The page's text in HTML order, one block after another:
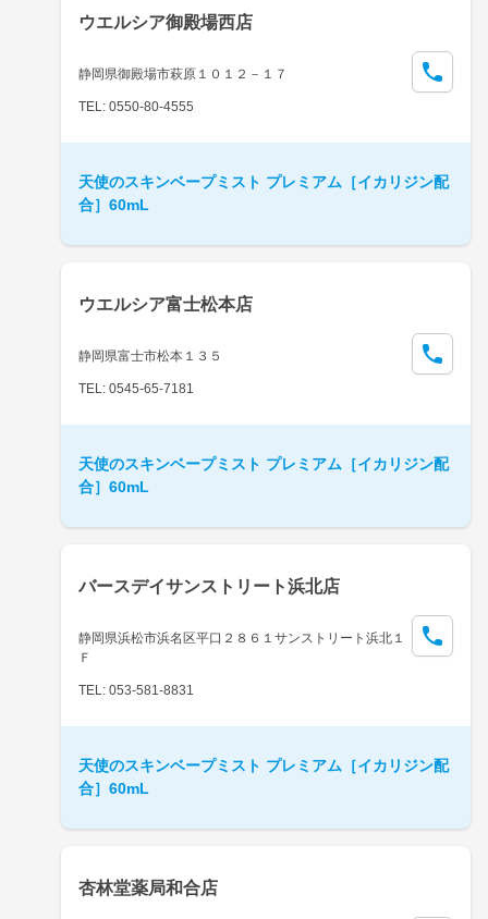
ウエルシア御殿場西店
静岡県御殿場市萩原１０１２－１７
TEL: 0550-80-4555
天使のスキンベープミスト プレミアム［イカリジン配
合］60mL
ウエルシア富士松本店
静岡県富士市松本１３５
TEL: 0545-65-7181
天使のスキンベープミスト プレミアム［イカリジン配
合］60mL
バースデイサンストリート浜北店
静岡県浜松市浜名区平口２８６１サンストリート浜北１
Ｆ
TEL: 053-581-8831
天使のスキンベープミスト プレミアム［イカリジン配
合］60mL
杏林堂薬局和合店